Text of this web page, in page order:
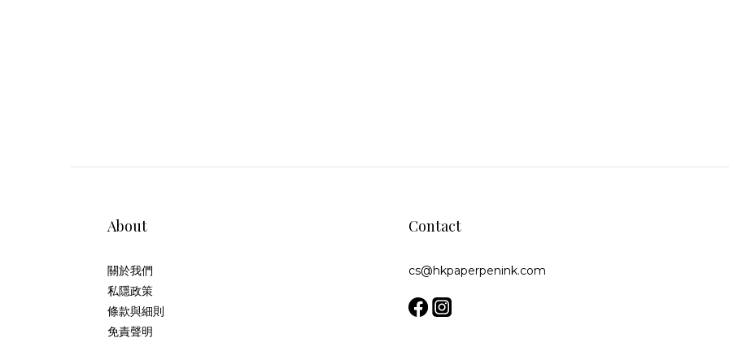
About
關於我們
私隱政策
條款與細則
免責聲明
Contact
cs@hkpaperpenink.com